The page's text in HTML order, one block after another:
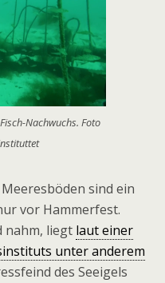
Nachwuchs. Foto
sind ein
vor Hammerfest.
nahm, liegt laut einer
unter anderem
des Seeigels